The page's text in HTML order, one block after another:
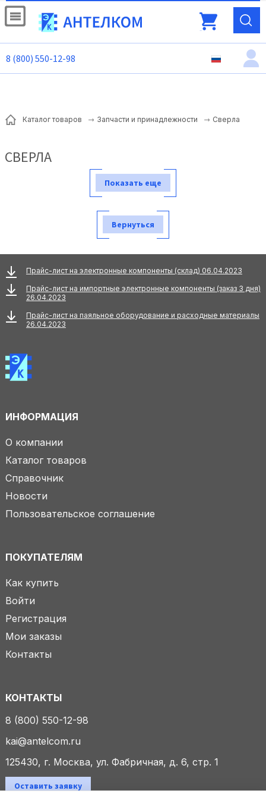
8 (800) 550-12-98
Каталог товаров Запчасти и принадлежности Сверла
СВЕРЛА
Показать еще
Вернуться
Прайс-лист на электронные компоненты (склад) 06.04.2023
Прайс-лист на импортные электронные компоненты (заказ 3 дня)
26.04.2023
Прайс-лист на паяльное оборудование и расходные материалы
26.04.2023
ИНФОРМАЦИЯ
О компании
Каталог товаров
Справочник
Новости
Пользовательское соглашение
ПОКУПАТЕЛЯМ
Как купить
Войти
Регистрация
Мои заказы
Контакты
КОНТАКТЫ
8 (800) 550-12-98
kai@antelcom.ru
125430, г. Москва, ул. Фабричная, д. 6, стр. 1
Оставить заявку